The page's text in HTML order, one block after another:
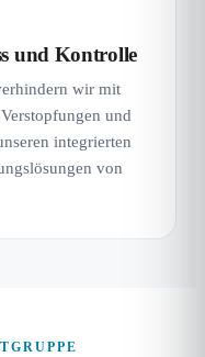
und Kontrolle
wir mit
und
integrierten
von